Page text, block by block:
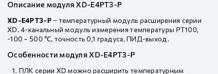
Описание модуля XD-E4PT3-P
XD-E4PT3-P – температурный модуль расширения серии
XD. 4-канальный модуль измерения температуры PT100,
-100 ~ 500 ℃, точность 0,1 градуса, ПИД-выход.
Особенности модуля XD-E4PT3-P
ПЛК серии XD можно расширить температурным